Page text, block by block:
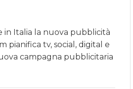
in Italia la nuova pubblicità
pianifica tv, social, digital e
campagna pubblicitaria